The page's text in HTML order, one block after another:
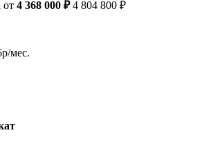
от 4 368 000 ₽ 4 804 800 ₽
мес.